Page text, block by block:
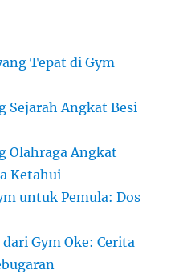
Tepat di Gym
Sejarah Angkat Besi
Olahraga Angkat
Ketahui
untuk Pemula: Dos
Gym Oke: Cerita